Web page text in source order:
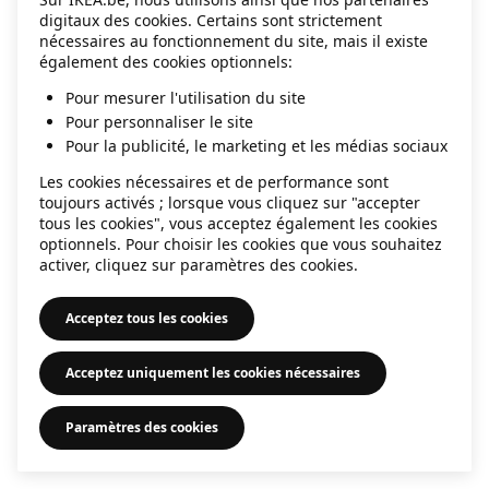
information).
digitaux des cookies. Certains sont strictement
nécessaires au fonctionnement du site, mais il existe
également des cookies optionnels:
Pour mesurer l'utilisation du site
Pour personnaliser le site
Pour la publicité, le marketing et les médias sociaux
Les cookies nécessaires et de performance sont
toujours activés ; lorsque vous cliquez sur "accepter
tous les cookies", vous acceptez également les cookies
optionnels. Pour choisir les cookies que vous souhaitez
activer, cliquez sur paramètres des cookies.
Acceptez tous les cookies
Acceptez uniquement les cookies nécessaires
Paramètres des cookies